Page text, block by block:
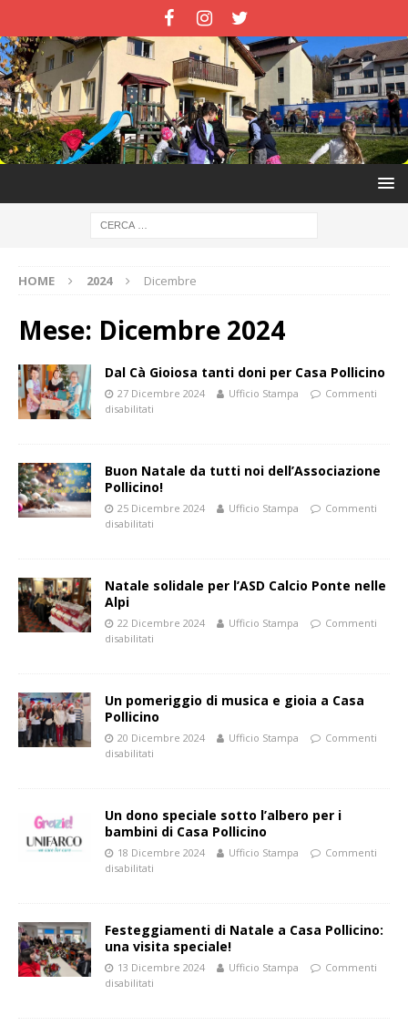
HOME 2024 Dicembre
Mese: Dicembre 2024
Dal Cà Gioiosa tanti doni per Casa Pollicino
27 Dicembre 2024 Ufficio Stampa
Commenti
disabilitati
Buon Natale da tutti noi dell’Associazione
Pollicino!
25 Dicembre 2024 Ufficio Stampa
Commenti
disabilitati
Natale solidale per l’ASD Calcio Ponte nelle
Alpi
22 Dicembre 2024 Ufficio Stampa
Commenti
disabilitati
Un pomeriggio di musica e gioia a Casa
Pollicino
20 Dicembre 2024 Ufficio Stampa
Commenti
disabilitati
Un dono speciale sotto l’albero per i
bambini di Casa Pollicino
18 Dicembre 2024 Ufficio Stampa
Commenti
disabilitati
Festeggiamenti di Natale a Casa Pollicino:
una visita speciale!
13 Dicembre 2024 Ufficio Stampa
Commenti
disabilitati